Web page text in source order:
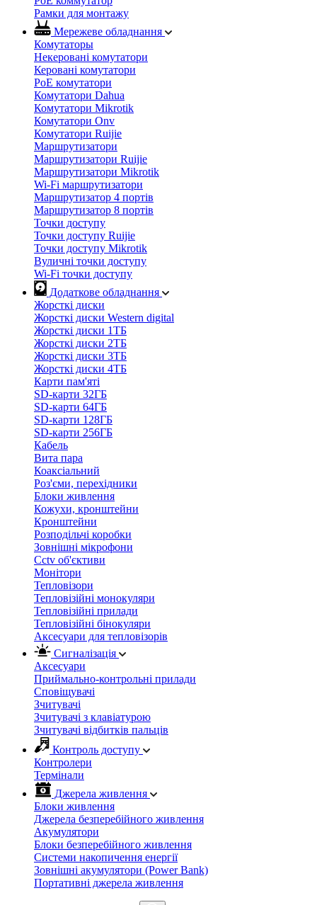
Рамки для монтажу
Мережеве обладнання
Комутаторы
Некеровані комутатори
Керовані комутатори
PoE комутатори
Комутатори Dahua
Комутатори Mikrotik
Комутатори Onv
Комутатори Ruijie
Маршрутизатори
Маршрутизатори Ruijie
Маршрутизатори Mikrotik
Wi-Fi маршрутизатори
Маршрутизатор 4 портів
Маршрутизатор 8 портів
Точки доступу
Точки доступу Ruijie
Точки доступу Mikrotik
Вуличні точки доступу
Wi-Fi точки доступу
Додаткове обладнання
Жорсткі диски
Жорсткі диски Western digital
Жорсткі диски 1ТБ
Жорсткі диски 2ТБ
Жорсткі диски 3ТБ
Жорсткі диски 4ТБ
Карти пам'яті
SD-карти 32ГБ
SD-карти 64ГБ
SD-карти 128ГБ
SD-карти 256ГБ
Кабель
Вита пара
Коаксіальний
Роз'єми, перехідники
Блоки живлення
Кожухи, кронштейни
Кронштейни
Розподільчі коробки
Зовнішні мікрофони
Cctv об'єктиви
Монітори
Тепловізори
Тепловізійні монокуляри
Тепловізійні прилади
Тепловізійні бінокуляри
Аксесуари для тепловізорів
Сигналізація
Аксесуари
Приймально-контрольні прилади
Сповіщувачі
Зчитувачі
Зчитувачі з клавіатурою
Зчитувачі відбитків пальців
Контроль доступу
Контролери
Термінали
Джерела живлення
Блоки живлення
Джерела безперебійного живлення
Акумулятори
Блоки безперебійного живлення
Системи накопичення енергії
Зовнішні акумулятори (Power Bank)
Портативні джерела живлення